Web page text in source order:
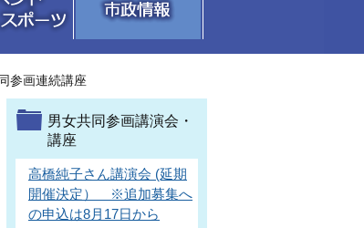
参画連続講座
男女共同参画講演会・
講座
高橋純子さん講演会 (延期
開催決定） ※追加募集へ
の申込は8月17日から